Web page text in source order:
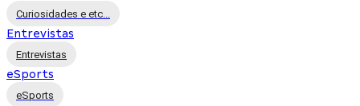
Curiosidades e etc...
Entrevistas
Entrevistas
eSports
eSports